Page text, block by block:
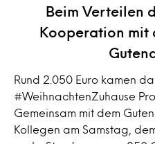
Beim Verteilen
Kooperation mit
Rund 2.050 Euro kamen
#WeihnachtenZuhause
Gemeinsam mit dem
Kollegen am Samstag,